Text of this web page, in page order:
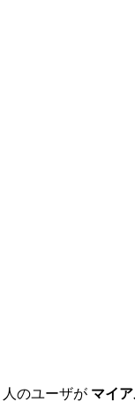
人のユーザが マイ